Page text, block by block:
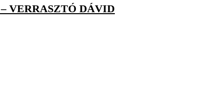
VERRASZTÓ DÁVID